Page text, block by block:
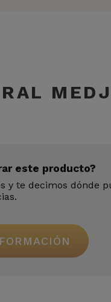
este producto?
y te decimos dónde